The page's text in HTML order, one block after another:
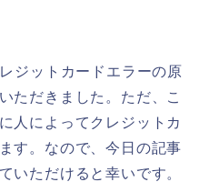
ジットカードエラーの原
ただきました。ただ、こ
人によってクレジットカ
す。なので、今日の記事
いただけると幸いです。